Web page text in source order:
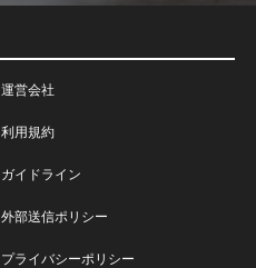
運営会社
利用規約
ガイドライン
外部送信ポリシー
プライバシーポリシー